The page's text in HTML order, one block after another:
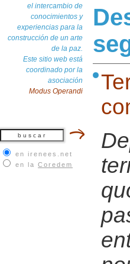
el intercambio de
conocimientos y
experiencias para la
construcción de un arte
de la paz.
Este sitio web está
coordinado por la
asociación
Modus Operandi
en irenees.net
en la Coredem